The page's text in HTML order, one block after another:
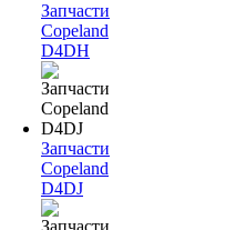
Запчасти
Copeland
D4DH
Запчасти
Copeland
D4DJ